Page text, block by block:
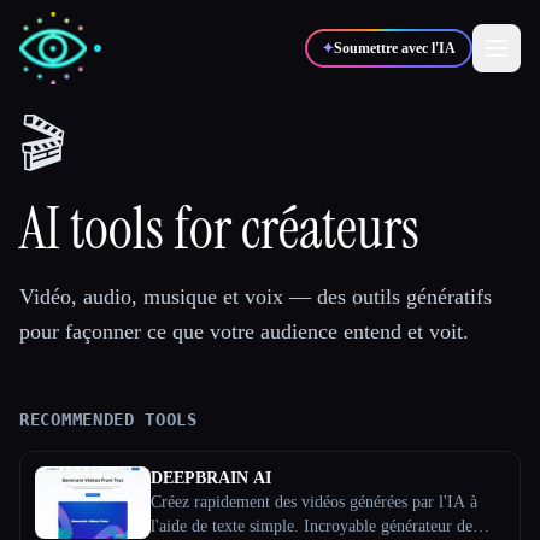
✦Soumettre avec l'IA
✍️
💻 📈
🎓Étudiants 🎬Créateurs
Blog
Comparer les outils
🎬
AI tools for créateurs
Vidéo, audio, musique et voix — des outils génératifs
pour façonner ce que votre audience entend et voit.
RECOMMENDED TOOLS
DEEPBRAIN AI
Créez rapidement des vidéos générées par l'IA à
l'aide de texte simple. Incroyable générateur de